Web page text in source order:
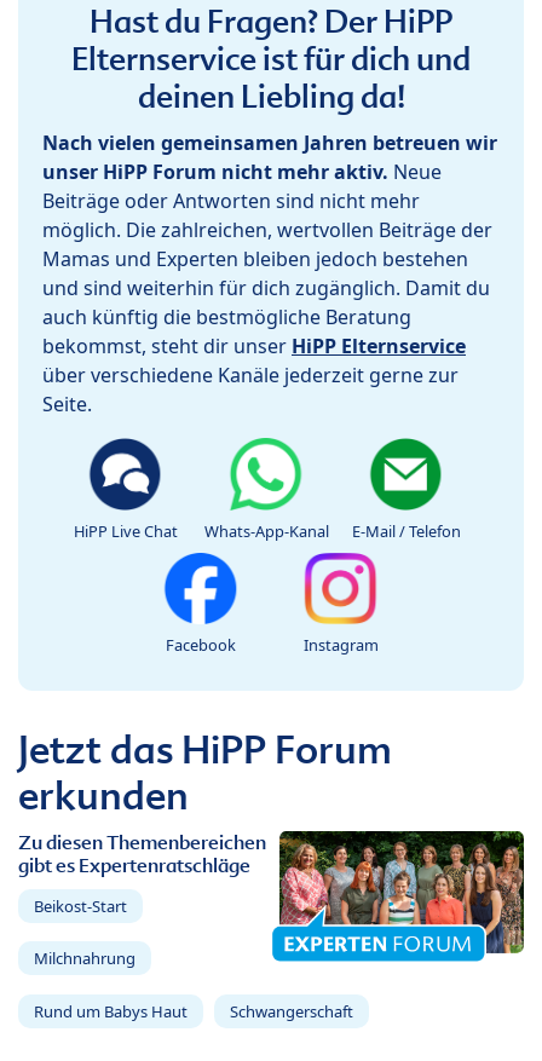
Hast du Fragen? Der HiPP
Elternservice ist für dich und
deinen Liebling da!
Nach vielen gemeinsamen Jahren betreuen wir
unser HiPP Forum nicht mehr aktiv. Neue
Beiträge oder Antworten sind nicht mehr
möglich. Die zahlreichen, wertvollen Beiträge der
Mamas und Experten bleiben jedoch bestehen
und sind weiterhin für dich zugänglich. Damit du
auch künftig die bestmögliche Beratung
bekommst, steht dir unser HiPP Elternservice
über verschiedene Kanäle jederzeit gerne zur
Seite.
HiPP Live Chat Whats-App-Kanal E-Mail / Telefon
Facebook Instagram
Jetzt das HiPP Forum
erkunden
Zu diesen Themenbereichen
gibt es Expertenratschläge
Beikost-Start
Milchnahrung
Rund um Babys Haut Schwangerschaft